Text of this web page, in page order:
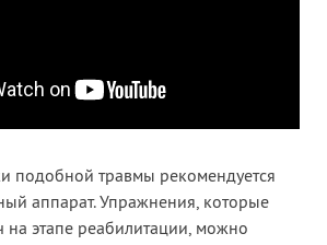
подобной травмы рекомендуется
аппарат. Упражнения, которые
на этапе реабилитации, можно